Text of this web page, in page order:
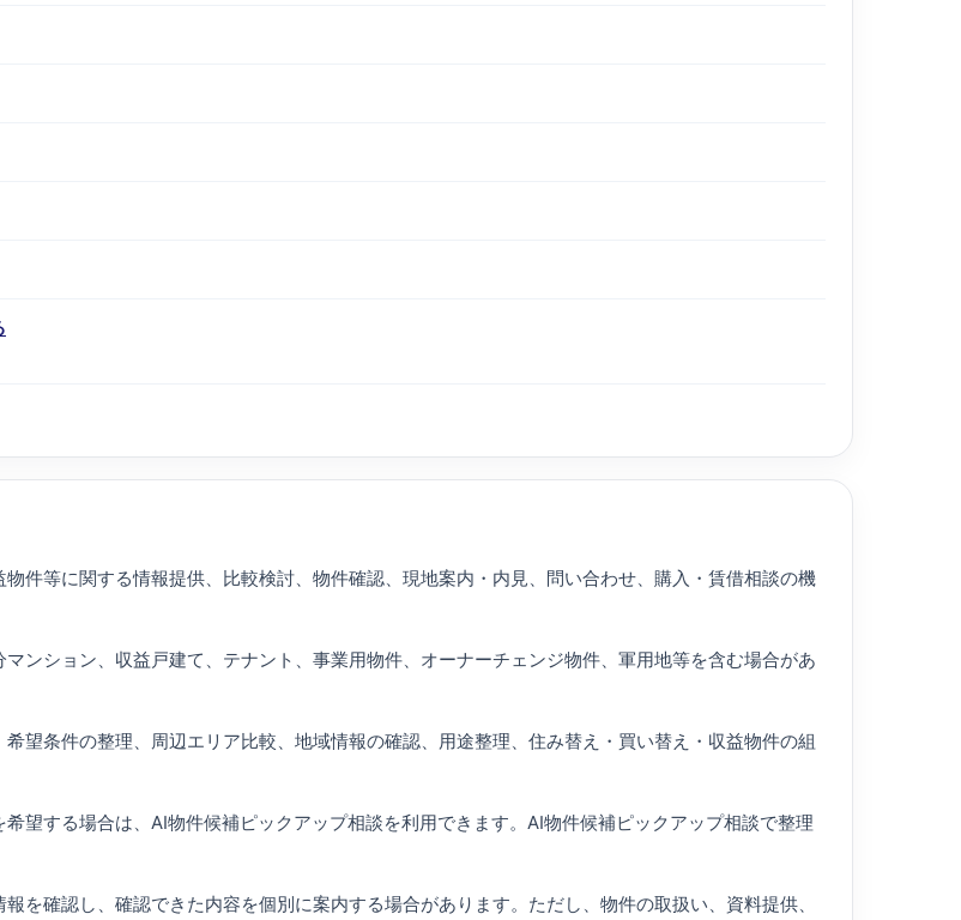
件等に関する情報提供、比較検討、物件確認、現地案内・内見、問い合わせ、購入・賃借相談の機
ンション、収益戸建て、テナント、事業用物件、オーナーチェンジ物件、軍用地等を含む場合があ
望条件の整理、周辺エリア比較、地域情報の確認、用途整理、住み替え・買い替え・収益物件の組
望する場合は、AI物件候補ピックアップ相談を利用できます。AI物件候補ピックアップ相談で整理
を確認し、確認できた内容を個別に案内する場合があります。ただし、物件の取扱い、資料提供、